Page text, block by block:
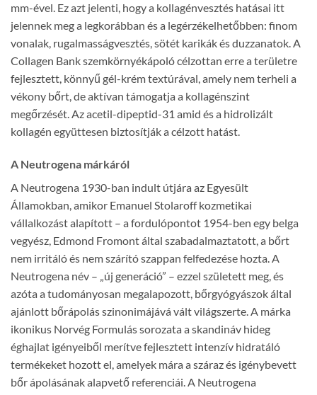
mm-ével. Ez azt jelenti, hogy a kollagénvesztés hatásai itt
jelennek meg a legkorábban és a legérzékelhetőbben: finom
vonalak, rugalmasságvesztés, sötét karikák és duzzanatok. A
Collagen Bank szemkörnyékápoló célzottan erre a területre
fejlesztett, könnyű gél-krém textúrával, amely nem terheli a
vékony bőrt, de aktívan támogatja a kollagénszint
megőrzését. Az acetil-dipeptid-31 amid és a hidrolizált
kollagén együttesen biztosítják a célzott hatást.
A Neutrogena márkáról
A Neutrogena 1930-ban indult útjára az Egyesült
Államokban, amikor Emanuel Stolaroff kozmetikai
vállalkozást alapított – a fordulópontot 1954-ben egy belga
vegyész, Edmond Fromont által szabadalmaztatott, a bőrt
nem irritáló és nem szárító szappan felfedezése hozta. A
Neutrogena név – „új generáció” – ezzel született meg, és
azóta a tudományosan megalapozott, bőrgyógyászok által
ajánlott bőrápolás szinonimájává vált világszerte. A márka
ikonikus Norvég Formulás sorozata a skandináv hideg
éghajlat igényeiből merítve fejlesztett intenzív hidratáló
termékeket hozott el, amelyek mára a száraz és igénybevett
bőr ápolásának alapvető referenciái. A Neutrogena